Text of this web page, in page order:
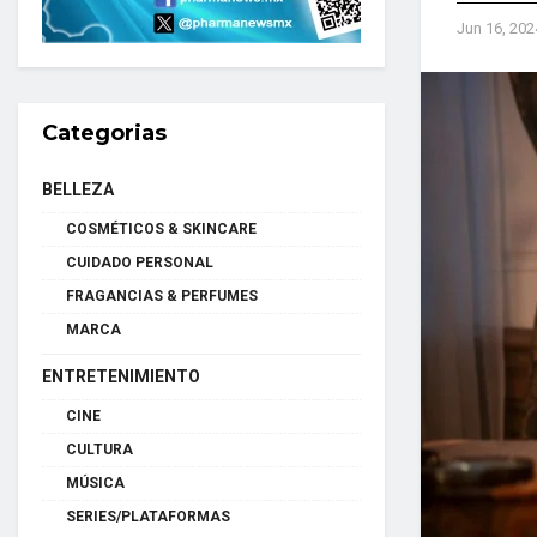
Jun 16,
Categorias
BELLEZA
COSMÉTICOS & SKINCARE
CUIDADO PERSONAL
FRAGANCIAS & PERFUMES
MARCA
ENTRETENIMIENTO
CINE
CULTURA
MÚSICA
SERIES/PLATAFORMAS